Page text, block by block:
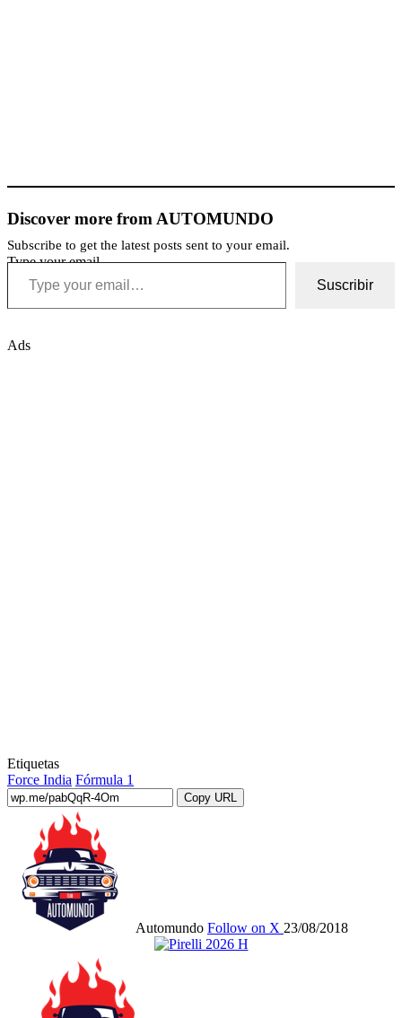
Discover more from AUTOMUNDO
Subscribe to get the latest posts sent to your email.
Type your email…
Suscribir
Ads
Etiquetas
Force India Fórmula 1
Copy URL
Automundo Follow on X 23/08/2018